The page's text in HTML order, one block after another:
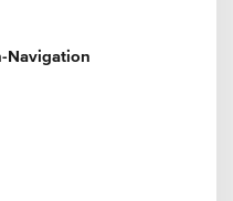
Navigation